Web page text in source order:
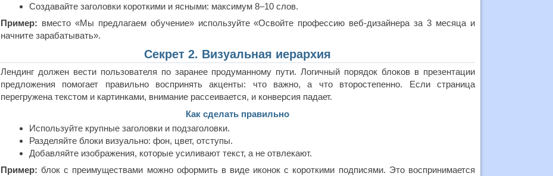
Создавайте заголовки короткими и ясными: максимум 8–10 слов.
Пример: вместо «Мы предлагаем обучение» используйте «Освойте профессию веб-дизайнера за 3 месяца и
начните зарабатывать».
Секрет 2. Визуальная иерархия
Лендинг должен вести пользователя по заранее продуманному пути. Логичный порядок блоков в презентации
предложения помогает правильно воспринять акценты: что важно, а что второстепенно. Если страница
перегружена текстом и картинками, внимание рассеивается, и конверсия падает.
Как сделать правильно
Используйте крупные заголовки и подзаголовки.
Разделяйте блоки визуально: фон, цвет, отступы.
Добавляйте изображения, которые усиливают текст, а не отвлекают.
Пример: блок с преимуществами можно оформить в виде иконок с короткими подписями. Это воспринимается